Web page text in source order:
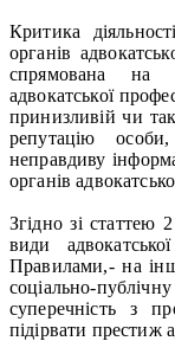
Критика
органів
спрямована на
адвокатської
принизливій чи
репутацію
неправдиву
органів
Згідно зі статтею
види
Правилами,- на
соціально-
суперечність з
підірвати престиж